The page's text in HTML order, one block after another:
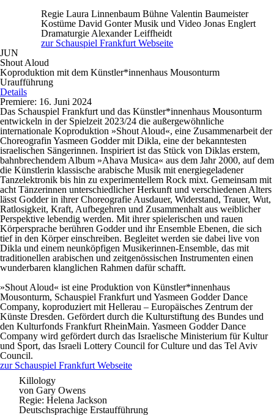
Regie Laura LinnenbaumBühneValentin Baumeister
Kostüme David GonterMusik und Video Jonas Englert
Dramaturgie Alexander Leiffheidt
zur Schauspiel Frankfurt Webseite
JUN
Shout Aloud
Koproduktion mit dem Künstler*innenhaus Mousonturm
Uraufführung
Details
Premiere: 16. Juni 2024
Das Schauspiel Frankfurt und das Künstler*innenhaus Mousonturm
entwickeln in der Spielzeit 2023/24 die außergewöhnliche
internationale Koproduktion »Shout Aloud«, eine Zusammenarbeit der
Choreografin Yasmeen Godder mit Dikla, eine der bekanntesten
israelischen Sängerinnen. Inspiriert ist das Stück von Diklas erstem,
bahnbrechendem Album »Ahava Musica« aus dem Jahr 2000, auf dem
die Künstlerin klassische arabische Musik mit energiegeladener
Tanzelektronik bis hin zu experimentellem Rock mixt. Gemeinsam mit
acht Tänzerinnen unterschiedlicher Herkunft und verschiedenen Alters
lässt Godder in ihrer Choreografie Ausdauer, Widerstand, Trauer, Wut,
Ratlosigkeit, Kraft, Aufbegehren und Zusammenhalt aus weiblicher
Perspektive lebendig werden. Mit ihrer spielerischen und rauen
Körpersprache berühren Godder und ihr Ensemble Ebenen, die sich
tief in den Körper einschreiben. Begleitet werden sie dabei live von
Dikla und einem neunköpfigen Musikerinnen-Ensemble, das mit
traditionellen arabischen und zeitgenössischen Instrumenten einen
wunderbaren klanglichen Rahmen dafür schafft.
»Shout Aloud« ist eine Produktion von Künstler*innenhaus
Mousonturm, Schauspiel Frankfurt und Yasmeen Godder Dance
Company, koproduziert mit Hellerau – Europäisches Zentrum der
Künste Dresden. Gefördert durch die Kulturstiftung des Bundes und
den Kulturfonds Frankfurt RheinMain. Yasmeen Godder Dance
Company wird gefördert durch das Israelische Ministerium für Kultur
und Sport, das Israeli Lottery Council for Culture und das Tel Aviv
Council.
zur Schauspiel Frankfurt Webseite
Killology
von Gary Owens
Regie: Helena Jackson
Deutschsprachige Erstaufführung